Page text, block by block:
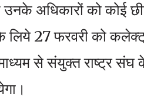
उनके अधिकारों को कोई
के लिये 27 फरवरी को
से संयुक्त राष्ट्र संघ